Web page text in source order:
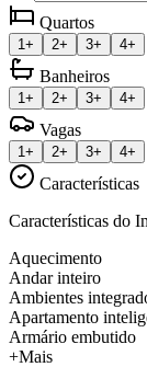
Quartos
1+ 2+ 3+ 4+
Banheiros
1+ 2+ 3+ 4+
Vagas
1+ 2+ 3+ 4+
Características
Características do
Aquecimento
Andar inteiro
Ambientes
Apartamento
Armário embutido
+Mais